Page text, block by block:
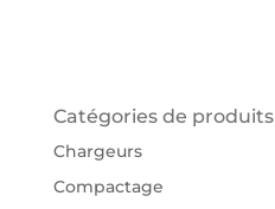
Catégories de produits
Chargeurs
Compactage